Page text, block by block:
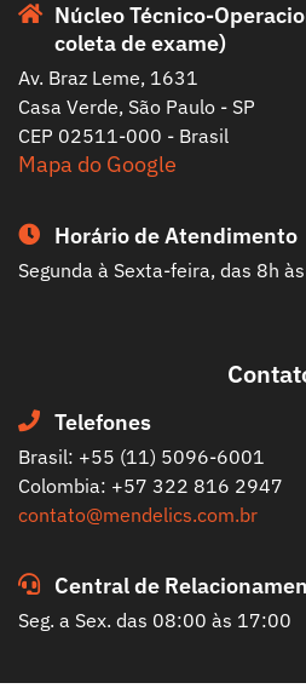
Núcleo Técnico-
coleta de exame)
Av. Braz Leme, 1631
Casa Verde, São Paulo - SP
CEP 02511-000 - Brasil
Mapa do Google
Horário de Atendimento
Segunda à Sexta-feira, das 8h
Telefones
Brasil: +55 (11) 5096-6001
Colombia: +57 322 816 2947
contato@mendelics.com.br
Central de
Seg. a Sex. das 08:00 às 17:00